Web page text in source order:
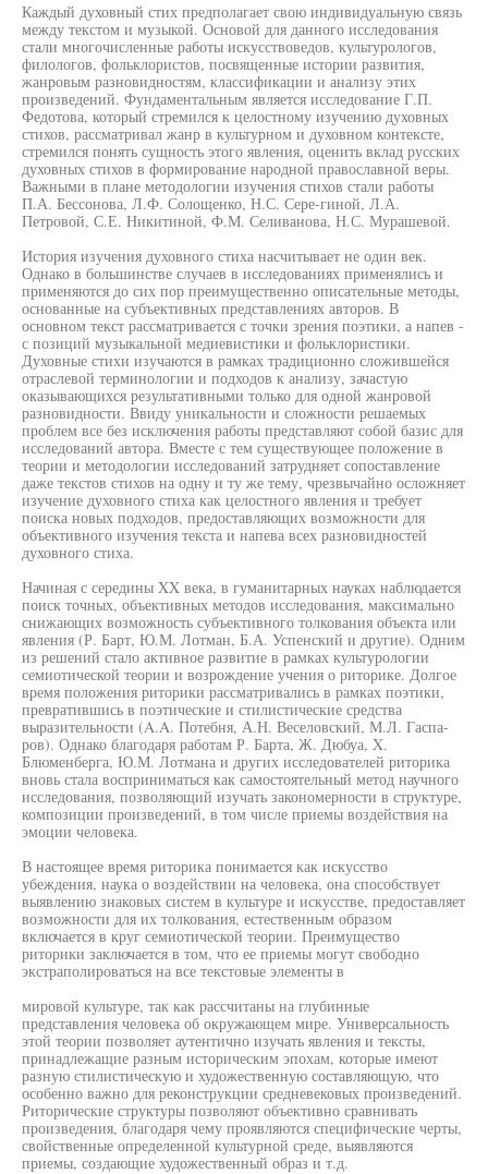
Каждый духовный стих предполагает свою индивидуальную связь
между текстом и музыкой. Основой для данного исследования
стали многочисленные работы искусствоведов, культурологов,
филологов, фольклористов, посвященные истории развития,
жанровым разновидностям, классификации и анализу этих
произведений. Фундаментальным является исследование Г.П.
Федотова, который стремился к целостному изучению духовных
стихов, рассматривал жанр в культурном и духовном контексте,
стремился понять сущность этого явления, оценить вклад русских
духовных стихов в формирование народной православной веры.
Важными в плане методологии изучения стихов стали работы
П.А. Бессонова, Л.Ф. Солощенко, Н.С. Сере-гиной, Л.А.
Петровой, С.Е. Никитиной, Ф.М. Селиванова, Н.С. Мурашевой.
История изучения духовного стиха насчитывает не один век.
Однако в большинстве случаев в исследованиях применялись и
применяются до сих пор преимущественно описательные методы,
основанные на субъективных представлениях авторов. В
основном текст рассматривается с точки зрения поэтики, а напев -
с позиций музыкальной медиевистики и фольклористики.
Духовные стихи изучаются в рамках традиционно сложившейся
отраслевой терминологии и подходов к анализу, зачастую
оказывающихся результативными только для одной жанровой
разновидности. Ввиду уникальности и сложности решаемых
проблем все без исключения работы представляют собой базис для
исследований автора. Вместе с тем существующее положение в
теории и методологии исследований затрудняет сопоставление
даже текстов стихов на одну и ту же тему, чрезвычайно осложняет
изучение духовного стиха как целостного явления и требует
поиска новых подходов, предоставляющих возможности для
объективного изучения текста и напева всех разновидностей
духовного стиха.
Начиная с середины XX века, в гуманитарных науках наблюдается
поиск точных, объективных методов исследования, максимально
снижающих возможность субъективного толкования объекта или
явления (Р. Барт, Ю.М. Лотман, Б.А. Успенский и другие). Одним
из решений стало активное развитие в рамках культурологии
семиотической теории и возрождение учения о риторике. Долгое
время положения риторики рассматривались в рамках поэтики,
превратившись в поэтические и стилистические средства
выразительности (A.A. Потебня, А.Н. Веселовский, М.Л. Гаспа-
ров). Однако благодаря работам Р. Барта, Ж. Дюбуа, X.
Блюменберга, Ю.М. Лотмана и других исследователей риторика
вновь стала восприниматься как самостоятельный метод научного
исследования, позволяющий изучать закономерности в структуре,
композиции произведений, в том числе приемы воздействия на
эмоции человека.
В настоящее время риторика понимается как искусство
убеждения, наука о воздействии на человека, она способствует
выявлению знаковых систем в культуре и искусстве, предоставляет
возможности для их толкования, естественным образом
включается в круг семиотической теории. Преимущество
риторики заключается в том, что ее приемы могут свободно
экстраполироваться на все текстовые элементы в
мировой культуре, так как рассчитаны на глубинные
представления человека об окружающем мире. Универсальность
этой теории позволяет аутентично изучать явления и тексты,
принадлежащие разным историческим эпохам, которые имеют
разную стилистическую и художественную составляющую, что
особенно важно для реконструкции средневековых произведений.
Риторические структуры позволяют объективно сравнивать
произведения, благодаря чему проявляются специфические черты,
свойственные определенной культурной среде, выявляются
приемы, создающие художественный образ и т.д.